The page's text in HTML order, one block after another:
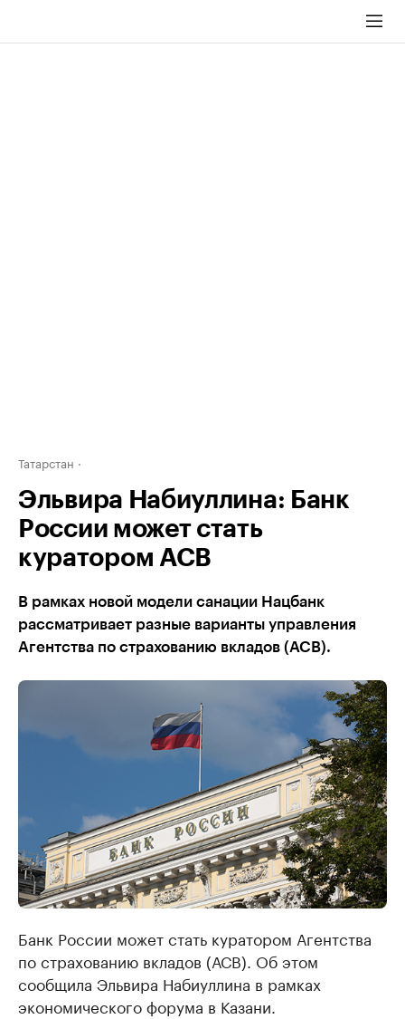
Татарстан
Эльвира Набиуллина: Банк
России может стать
куратором АСВ
В рамках новой модели санации Нацбанк
рассматривает разные варианты управления
Агентства по страхованию вкладов (АСВ).
Банк России может стать куратором Агентства
по страхованию вкладов (АСВ). Об этом
сообщила Эльвира Набиуллина в рамках
экономического форума в Казани.